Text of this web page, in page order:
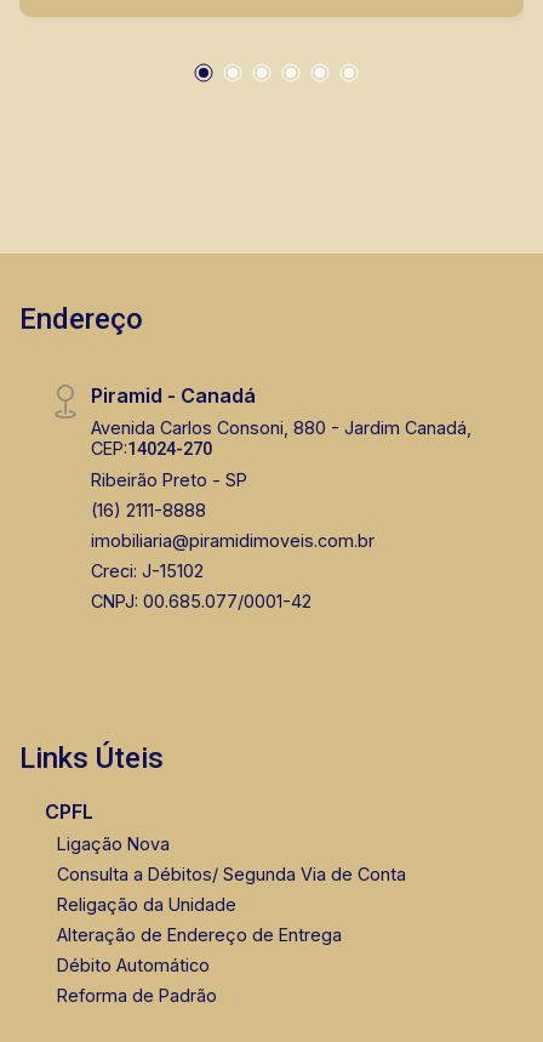
recuadas de estacionamento. - Imóvel fica de
acesso para diversas avenidas da Zona Sul e
Endereço
Piramid - Canadá
Avenida Carlos Consoni, 880 - Jardim Canadá,
CEP:14024-270
Ribeirão Preto - SP
(16) 2111-8888
imobiliaria@piramidimoveis.com.br
Creci: J-15102
CNPJ: 00.685.077/0001-42
Links Úteis
CPFL
Ligação Nova
Consulta a Débitos/ Segunda Via de Conta
Religação da Unidade
Alteração de Endereço de Entrega
Débito Automático
Reforma de Padrão